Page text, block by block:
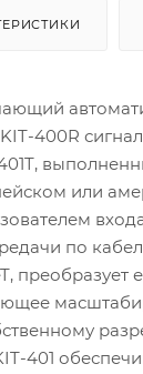
400R
или
по
преобразует
401